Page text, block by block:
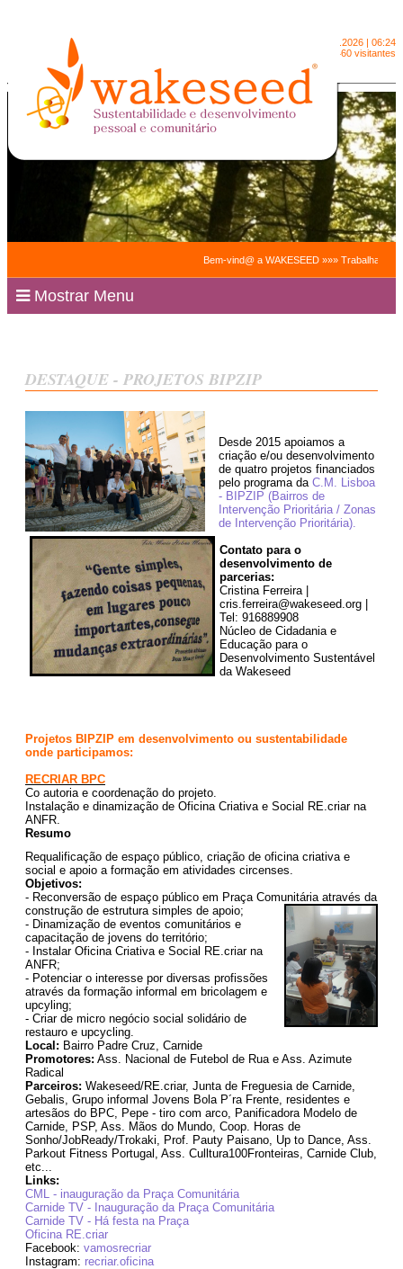
7.8.2026 | 06:24
2090460 visitantes
Bem-vind@ a WAKESEED »»» Trabalhamos
Mostrar Menu
DESTAQUE - PROJETOS BIPZIP
Desde 2015 apoiamos a
criação e/ou desenvolvimento
de quatro projetos financiados
pelo programa da C.M. Lisboa
- BIPZIP (Bairros de
Intervenção Prioritária / Zonas
de Intervenção Prioritária).
Contato para o
desenvolvimento de
parcerias:
Cristina Ferreira |
cris.ferreira@wakeseed.org |
Tel: 916889908
Núcleo de Cidadania e
Educação para o
Desenvolvimento Sustentável
da Wakeseed
Projetos BIPZIP em desenvolvimento ou sustentabilidade
onde participamos:
RECRIAR BPC
Co autoria e coordenação do projeto.
Instalação e dinamização de Oficina Criativa e Social RE.criar na
ANFR.
Resumo
Requalificação de espaço público, criação de oficina criativa e
social e apoio a formação em atividades circenses.
Objetivos:
- Reconversão de espaço público em Praça Comunitária através da
construção de estrutura simples de apoio;
- Dinamização de eventos comunitários e
capacitação de jovens do território;
- Instalar Oficina Criativa e Social RE.criar na
ANFR;
- Potenciar o interesse por diversas profissões
através da formação informal em bricolagem e
upcyling;
- Criar de micro negócio social solidário de
restauro e upcycling.
Local: Bairro Padre Cruz, Carnide
Promotores: Ass. Nacional de Futebol de Rua e Ass. Azimute
Radical
Parceiros: Wakeseed/RE.criar, Junta de Freguesia de Carnide,
Gebalis, Grupo informal Jovens Bola P´ra Frente, residentes e
artesãos do BPC, Pepe - tiro com arco, Panificadora Modelo de
Carnide, PSP, Ass. Mãos do Mundo, Coop. Horas de
Sonho/JobReady/Trokaki, Prof. Pauty Paisano, Up to Dance, Ass.
Parkout Fitness Portugal, Ass. Culltura100Fronteiras, Carnide Club,
etc...
Links:
CML - inauguração da Praça Comunitária
Carnide TV - Inauguração da Praça Comunitária
Carnide TV - Há festa na Praça
Oficina RE.criar
Facebook: vamosrecriar
Instagram: recriar.oficina